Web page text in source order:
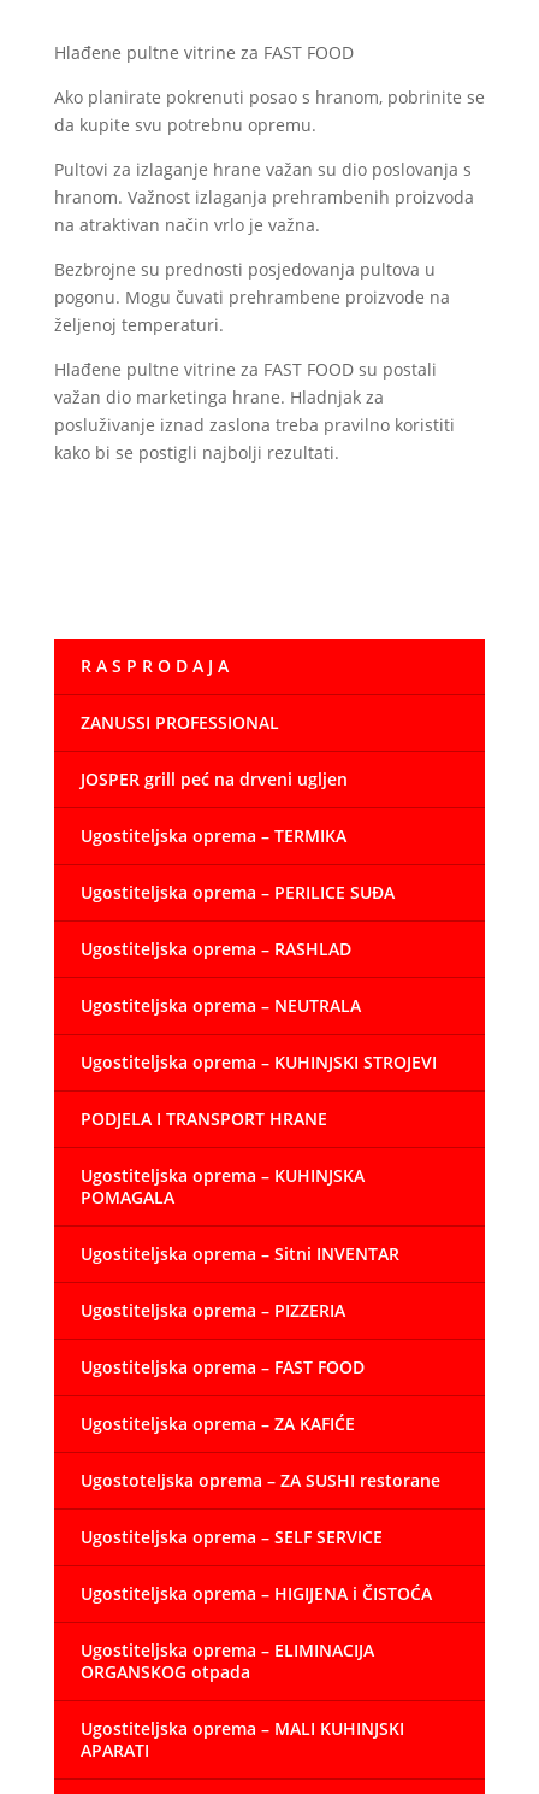
Hlađene pultne vitrine za FAST FOOD
Ako planirate pokrenuti posao s hranom, pobrinite se
da kupite svu potrebnu opremu.
Pultovi za izlaganje hrane važan su dio poslovanja s
hranom. Važnost izlaganja prehrambenih proizvoda
na atraktivan način vrlo je važna.
Bezbrojne su prednosti posjedovanja pultova u
pogonu. Mogu čuvati prehrambene proizvode na
željenoj temperaturi.
Hlađene pultne vitrine za FAST FOOD su postali
važan dio marketinga hrane. Hladnjak za
posluživanje iznad zaslona treba pravilno koristiti
kako bi se postigli najbolji rezultati.
R A S P R O D A J A
ZANUSSI PROFESSIONAL
JOSPER grill peć na drveni ugljen
Ugostiteljska oprema – TERMIKA
Ugostiteljska oprema – PERILICE SUĐA
Ugostiteljska oprema – RASHLAD
Ugostiteljska oprema – NEUTRALA
Ugostiteljska oprema – KUHINJSKI STROJEVI
PODJELA I TRANSPORT HRANE
Ugostiteljska oprema – KUHINJSKA
POMAGALA
Ugostiteljska oprema – Sitni INVENTAR
Ugostiteljska oprema – PIZZERIA
Ugostiteljska oprema – FAST FOOD
Ugostiteljska oprema – ZA KAFIĆE
Ugostoteljska oprema – ZA SUSHI restorane
Ugostiteljska oprema – SELF SERVICE
Ugostiteljska oprema – HIGIJENA i ČISTOĆA
Ugostiteljska oprema – ELIMINACIJA
ORGANSKOG otpada
Ugostiteljska oprema – MALI KUHINJSKI
APARATI